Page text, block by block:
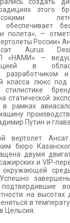
этого
летно-
обеспечивает
полета», —
России»
Aurus
«НАМИ» —
в
разработчиком
класса люкс под
статической
в рамках
Путин и
вертолет Ансат
бюро
двумя
и VIP-
окружающей
на высотах
в
Цельсия.